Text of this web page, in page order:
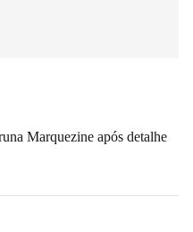
Marquezine após detalhe